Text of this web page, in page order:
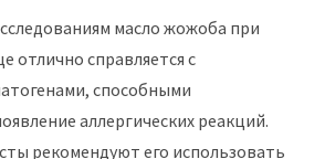
масло жожоба при
отлично справляется с
способными
аллергических реакций.
рекомендуют его использовать